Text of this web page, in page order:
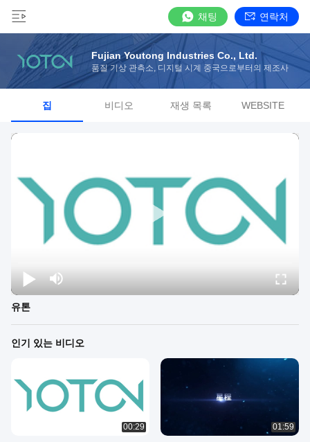
채팅 연락처
Fujian Youtong Industries Co., Ltd.
품질 기상 관측소, 디지털 시계 중국으로부터의 제조사
집 비디오 재생 목록 WEBSITE
유톤
인기 있는 비디오
00:29 01:59